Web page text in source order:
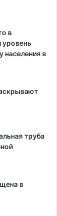
в
уровень
населения в
труба
в